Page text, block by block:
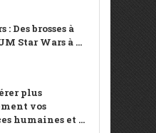
: Des brosses à
Star Wars à ...
plus
vos
humaines et ...